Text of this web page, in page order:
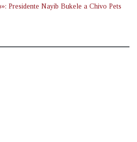
Presidente Nayib Bukele a Chivo Pets